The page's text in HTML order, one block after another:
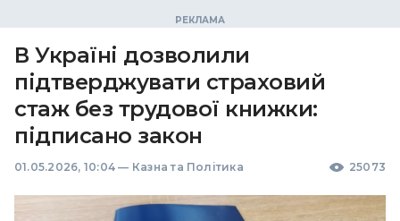
В Україні дозволили
підтверджувати страховий
стаж без трудової книжки:
підписано закон
01.05.2026, 10:04 — Казна та Політика 25073